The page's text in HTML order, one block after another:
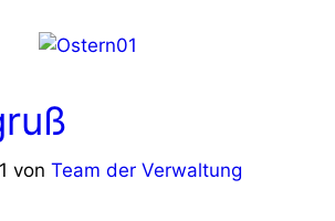
von Team der Verwaltung